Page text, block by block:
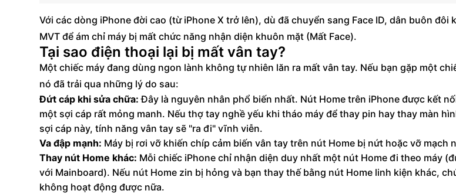
Với các dòng iPhone đời cao (từ iPhone X trở lên), dù đã chuyển sang Face ID, dân buôn đôi
MVT để ám chỉ máy bị mất chức năng nhận diện khuôn mặt (Mất Face).
Tại sao điện thoại lại bị mất vân tay?
Một chiếc máy đang dùng ngon lành không tự nhiên lăn ra mất vân tay. Nếu bạn gặp một
nó đã trải qua những lý do sau:
Đứt cáp khi sửa chữa: Đây là nguyên nhân phổ biến nhất. Nút Home trên iPhone được kết
một sợi cáp rất mỏng manh. Nếu thợ tay nghề yếu khi tháo máy để thay pin hay thay màn
sợi cáp này, tính năng vân tay sẽ "ra đi" vĩnh viễn.
Va đập mạnh: Máy bị rơi vỡ khiến chíp cảm biến vân tay trên nút Home bị nứt hoặc vỡ mạch
Thay nút Home khác: Mỗi chiếc iPhone chỉ nhận diện duy nhất một nút Home đi theo máy
với Mainboard). Nếu nút Home zin bị hỏng và bạn thay thế bằng nút Home linh kiện khác,
không hoạt động được nữa.